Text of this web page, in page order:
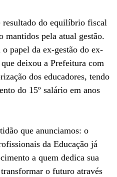
resultado do equilíbrio fiscal
mantidos pela atual gestão.
papel da ex-gestão do ex-
deixou a Prefeitura com
dos educadores, tendo
do 15º salário em anos
que anunciamos: o
da Educação já
a quem dedica sua
o futuro através